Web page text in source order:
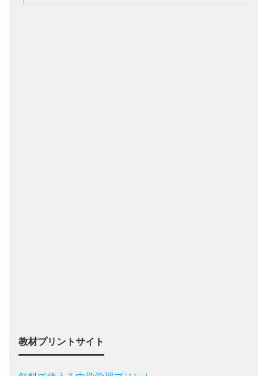
教材プリントサイト